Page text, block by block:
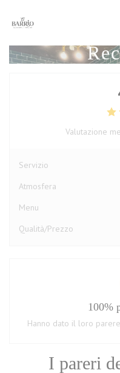
I pareri
Valutazione
Servizio
Atmosfera
Menu
Qualità/Prezzo
100%
Hanno dato il loro